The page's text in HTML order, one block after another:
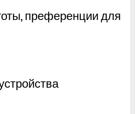
преференции для